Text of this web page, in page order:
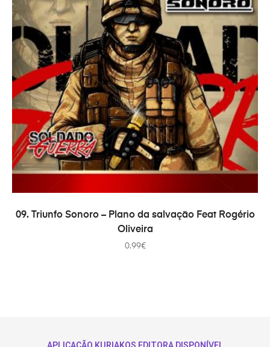
ADICIONAR
09. Triunfo Sonoro – Plano da salvação Feat Rogério
Oliveira
0.99€